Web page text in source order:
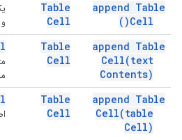
append Table
Cell(
)
Table
Cell
append Table
Cell(text
Contents)
Table
Cell
append Table
Cell(table
Cell)
Table
Cell